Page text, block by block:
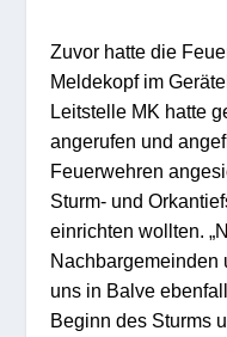
Zuvor hatte die
Meldekopf im
Leitstelle MK hatte
angerufen und
Feuerwehren
Sturm- und
einrichten wollten.
Nachbargemeinden
uns in Balve
Beginn des Sturms